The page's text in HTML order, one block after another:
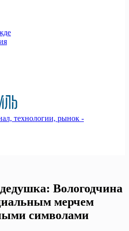
технологии, рынок -
Вологодчина
мерчем
символами